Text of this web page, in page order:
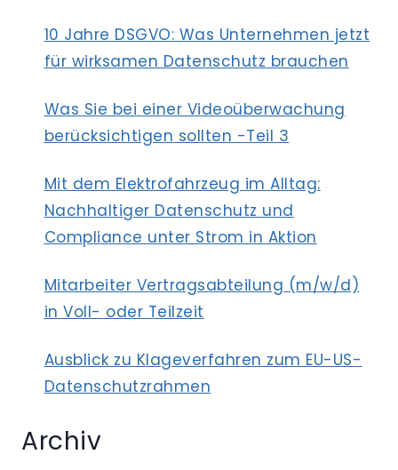
10 Jahre DSGVO: Was Unternehmen jetzt
für wirksamen Datenschutz brauchen
Was Sie bei einer Videoüberwachung
berücksichtigen sollten -Teil 3
Mit dem Elektrofahrzeug im Alltag:
Nachhaltiger Datenschutz und
Compliance unter Strom in Aktion
Mitarbeiter Vertragsabteilung (m/w/d)
in Voll- oder Teilzeit
Ausblick zu Klageverfahren zum EU-US-
Datenschutzrahmen
Archiv